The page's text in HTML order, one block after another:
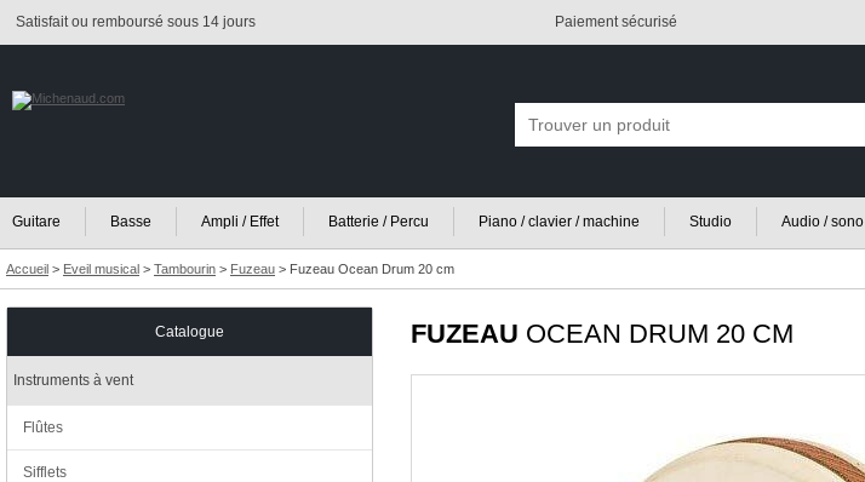
Satisfait ou remboursé sous 14 jours Paiement sécurisé
Guitare Basse Ampli / Effet Batterie / Percu Piano / clavier / machine Studio Audio / sono
Accueil > Eveil musical > Tambourin > Fuzeau > Fuzeau Ocean Drum 20 cm
FUZEAU OCEAN DRUM 20 CM
Catalogue
Instruments à vent
Flûtes
Sifflets